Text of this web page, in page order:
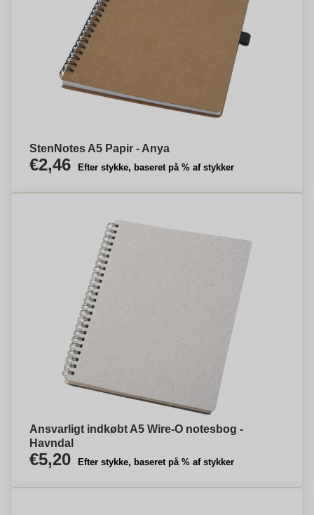
StenNotes A5 Papir - Anya
€2,46 Efter stykke, baseret på % af stykker
Ansvarligt indkøbt A5 Wire-O notesbog -
Havndal
€5,20 Efter stykke, baseret på % af stykker